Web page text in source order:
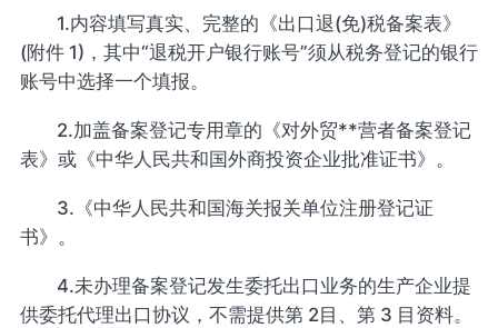
1.内容填写真实、完整的《出口退(免)税备案表》
(附件 1)，其中“退税开户银行账号”须从税务登记的银行
账号中选择一个填报。
2.加盖备案登记专用章的《对外贸**营者备案登记
表》或《中华人民共和国外商投资企业批准证书》。
3.《中华人民共和国海关报关单位注册登记证
书》。
4.未办理备案登记发生委托出口业务的生产企业提
供委托代理出口协议，不需提供第 2目、第 3 目资料。